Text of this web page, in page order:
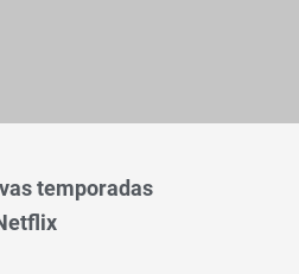
temporadas